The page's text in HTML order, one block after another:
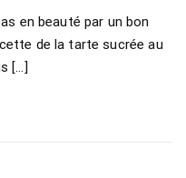
en beauté par un bon
de la tarte sucrée au
[…]